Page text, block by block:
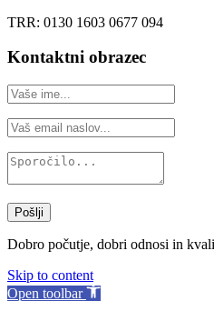
TRR: 0130 1603 0677 094
Kontaktni obrazec
Pošlji
Dobro počutje, dobri odnosi in
Skip to content
Open toolbar